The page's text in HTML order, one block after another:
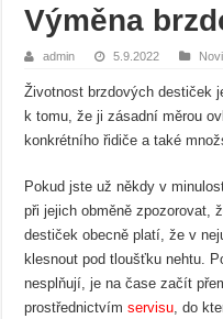
Výměna
admin 5.9.2022
Životnost brzdových destiček
k tomu, že ji zásadní měrou
konkrétního řidiče a také
Pokud jste už někdy v
při jejich obměně zpozorovat,
destiček obecně platí, že v
klesnout pod tloušťku nehtu.
nesplňují, je na čase začít
prostřednictvímservisu, do